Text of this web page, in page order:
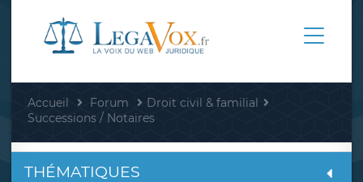
Accueil Forum
Droit civil & familial
Successions / Notaires
THÉMATIQUES